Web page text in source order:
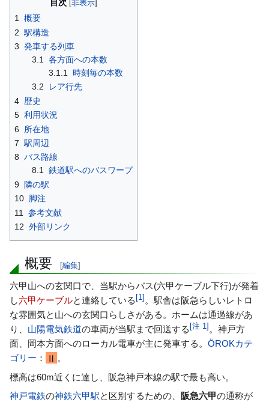
目次
1
概要
2 駅構造
3 発車する列車
3.1
各方面への本数
3.1.1
時刻毎の本数
3.2
レア行先
4 歴史
5 利用状況
6
所在地
7 駅周辺
8 バス路線
8.1 鉄道駅へのバスワープ
9
隣の駅
10 脚注
11
参考文献
12 外部リンク
概要 [編集]
六甲山への玄関口で、当駅からバス(六甲ケーブル下行)が発着
し六甲ケーブルと連絡している 1 。駅舎は阪急らしいレトロ
な雰囲気と山への玄関口らしさがある。ホームは通過線があ
り、 山陽電気鉄道の車両が当駅まで回送する 注 1 。神戸方
面、岡本方面へのローカル電車が主に発車する。 ÖROKカテ
ゴリー ： Ⅱ 。
標高は60m近くに達し、阪急神戸本線の駅で最も高い。
神戸電鉄の神鉄六甲駅と区別するための、 阪急六甲の通称が